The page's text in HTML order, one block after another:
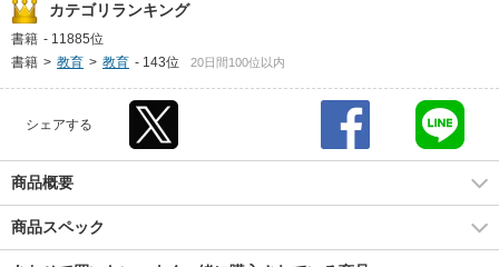
カテゴリランキング
書籍 - 11885位
書籍 > 教育 > 教育 - 143位 20日間100位以内
シェアする
商品概要
商品スペック